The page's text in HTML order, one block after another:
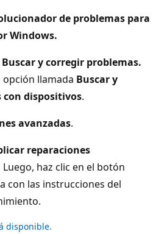
de problemas para
Windows.
Buscar y corregir problemas.
opción llamada Buscar y
dispositivos.
avanzadas.
reparaciones
Luego, haz clic en el botón
con las instrucciones del
disponible.